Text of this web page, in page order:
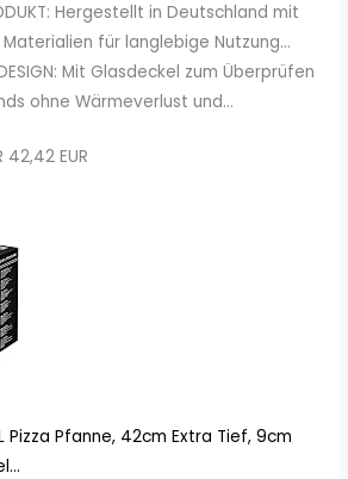
Hergestellt in Deutschland mit
für langlebige Nutzung...
DESIGN: Mit Glasdeckel zum Überprüfen
ohne Wärmeverlust und...
42,42 EUR
Pizza Pfanne, 42cm Extra Tief, 9cm